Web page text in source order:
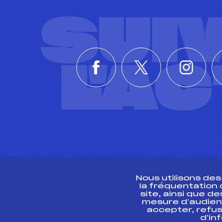
Nous utilisons
la fréquentation
site, ainsi que
mesure
accepter,